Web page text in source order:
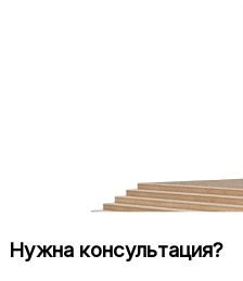
Нужна консультация?